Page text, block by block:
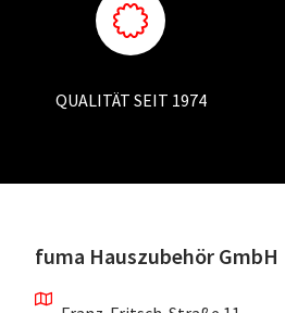
QUALITÄT SEIT 1974
fuma Hauszubehör GmbH